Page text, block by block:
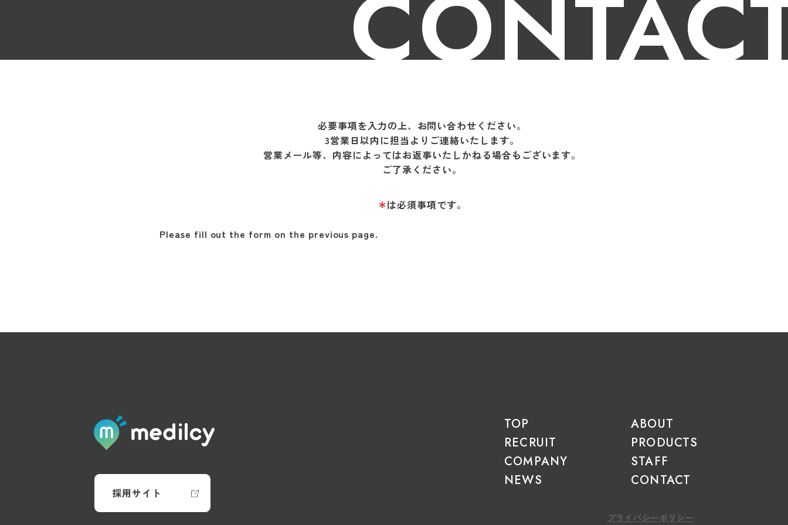
必要事項を入力の上、お問い合わせください。
3営業日以内に担当よりご連絡いたします。
営業メール等、内容によってはお返事いたしかねる場合もございます。
ご了承ください。
＊は必須事項です。
Please fill out the form on the previous page.
採用サイト
TOP
ABOUT
RECRUIT
PRODUCTS
COMPANY
STAFF
NEWS
CONTACT
プライバシーポリシー